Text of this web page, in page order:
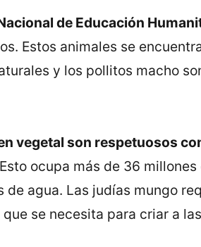
de Educación
Estos animales se
y los pollitos macho
vegetal son respetuosos
ocupa más de 36
de agua. Las judías mungo
se necesita para criar a